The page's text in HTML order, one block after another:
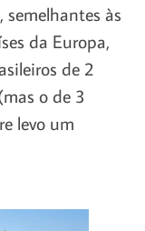
semelhantes às
da Europa,
de 2
o de 3
levo um